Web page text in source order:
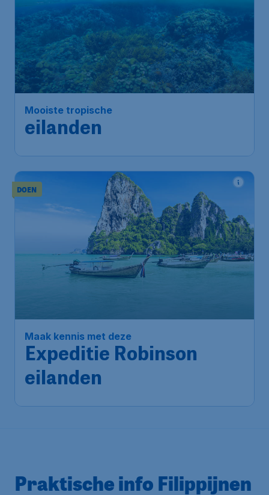
Mooiste tropische
eilanden
DOEN
Maak kennis met deze
Expeditie Robinson
eilanden
Praktische info Filippijnen